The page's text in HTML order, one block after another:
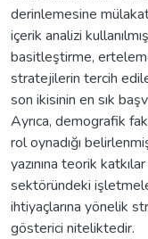
derinlemesine
içerik analizi
basitleştirme,
stratejilerin tercih
son ikisinin en sık
Ayrıca, demografik
rol oynadığı
yazınına teorik
sektöründeki
ihtiyaçlarına yönelik
gösterici niteliktedir.